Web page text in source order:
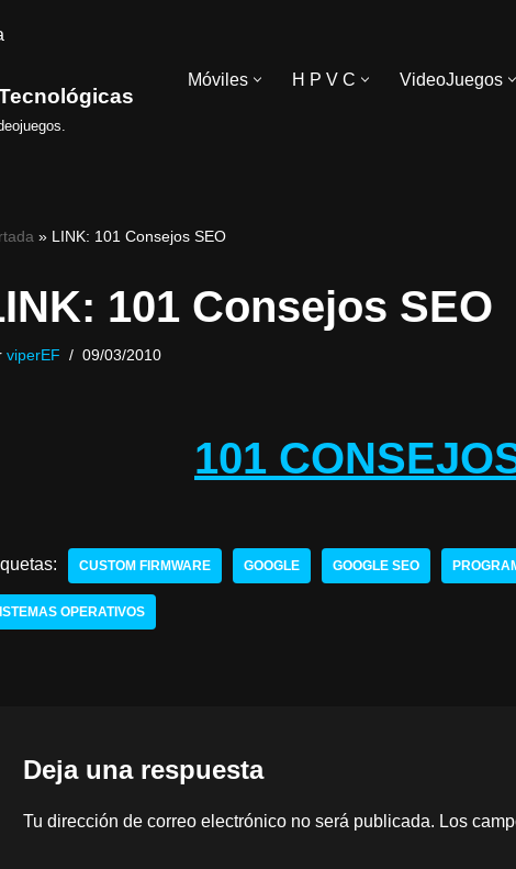
Móviles H P V C VideoJuegos
» LINK: 101 Consejos SEO
101 Consejos SEO
viperEF 09/03/2010
101
CUSTOM FIRMWARE GOOGLE GOOGLE SEO
OPERATIVOS
Deja una respuesta
Tu dirección de correo electrónico no será publicada. Los